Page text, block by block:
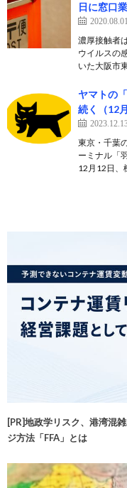
日に窓口
2020.08.01
濃厚接触者
ウイルスの
いた大阪市
ヤマトの
続く（12
東京・千葉
ーミナル「
12月12日、
[PR]地政学リスク、港湾混
ジ方法「FFA」とは